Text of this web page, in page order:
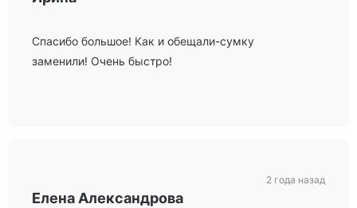
Спасибо большое! Как и обещали-сумку
заменили! Очень быстро!
Елена Александрова
2 года назад